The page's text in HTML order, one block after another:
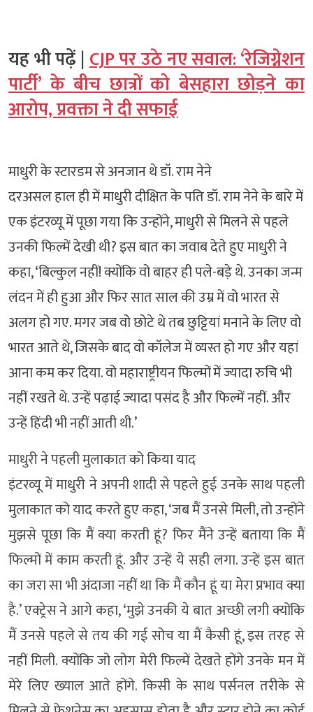
यह भी पढ़ें |CJP पर उठे नए सवाल: ‘रेजिग्नेशन
पार्टी’ के बीच छात्रों को बेसहारा छोड़ने का
आरोप, प्रवक्ता ने दी सफाई
माधुरी के स्टारडम से अनजान थे डॉ. राम नेने
दरअसल हाल ही में माधुरी दीक्षित के पति डॉ. राम नेने के बारे में
एक इंटरव्यू में पूछा गया कि उन्होंने, माधुरी से मिलने से पहले
उनकी फिल्में देखी थी? इस बात का जवाब देते हुए माधुरी ने
कहा, ‘बिल्कुल नहीं! क्योंकि वो बाहर ही पले-बड़े थे. उनका जन्म
लंदन में ही हुआ और फिर सात साल की उम्र में वो भारत से
अलग हो गए. मगर जब वो छोटे थे तब छुट्टियां मनाने के लिए वो
भारत आते थे, जिसके बाद वो कॉलेज में व्यस्त हो गए और यहां
आना कम कर दिया. वो महाराष्ट्रीयन फिल्मों में ज्यादा रुचि भी
नहीं रखते थे. उन्हें पढ़ाई ज्यादा पसंद है और फिल्में नहीं. और
उन्हें हिंदी भी नहीं आती थी.’
माधुरी ने पहली मुलाकात को किया याद
इंटरव्यू में माधुरी ने अपनी शादी से पहले हुई उनके साथ पहली
मुलाकात को याद करते हुए कहा, ‘जब मैं उनसे मिली, तो उन्होंने
मुझसे पूछा कि मैं क्या करती हूं? फिर मैंने उन्हें बताया कि मैं
फिल्मों में काम करती हूं. और उन्हें ये सही लगा. उन्हें इस बात
का जरा सा भी अंदाजा नहीं था कि मैं कौन हूं या मेरा प्रभाव क्या
है.’ एक्ट्रेस ने आगे कहा, ‘मुझे उनकी ये बात अच्छी लगी क्योंकि
मैं उनसे पहले से तय की गई सोच या मैं कैसी हूं, इस तरह से
नहीं मिली. क्योंकि जो लोग मेरी फिल्में देखते होंगे उनके मन में
मेरे लिए ख्याल आते होंगे. किसी के साथ पर्सनल तरीके से